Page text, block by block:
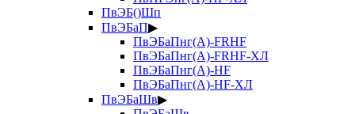
ПвЭБ()Шп
ПвЭБаП▶
ПвЭБаПнг(А)-FRHF
ПвЭБаПнг(А)-FRHF-ХЛ
ПвЭБаПнг(А)-HF
ПвЭБаПнг(А)-HF-ХЛ
ПвЭБаШв▶